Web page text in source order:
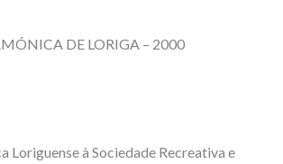
DE LORIGA – 2000
Loriguense à Sociedade Recreativa e